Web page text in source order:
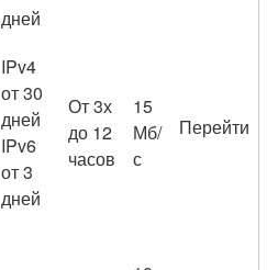
дней
IPv4
от 30
дней
IPv6
от 3
дней
От 3х
до 12
часов
15
Мб/
с
Перейти